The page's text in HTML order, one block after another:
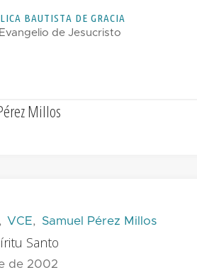
LICA BAUTISTA DE GRACIA
de Jesucristo
Millos
VCE, Samuel Pérez Millos
Santo
de 2002